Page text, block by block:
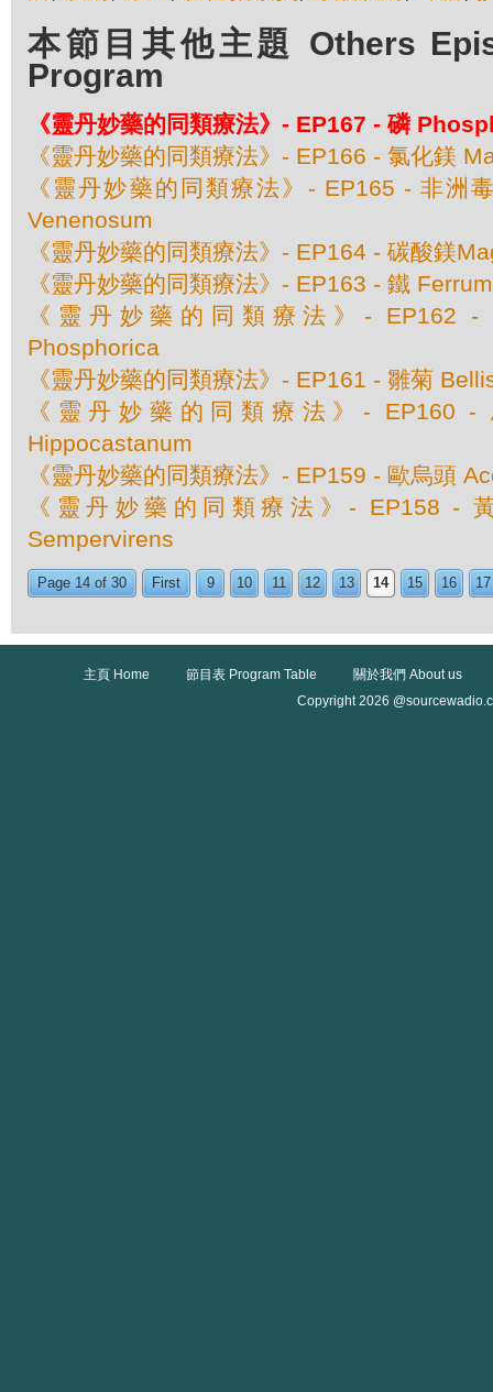
本節目其他主題 Others
Program
《靈丹妙藥的同類療法》- EP167 - 磷
《靈丹妙藥的同類療法》- EP166 - 氯化鎂
《靈丹妙藥的同類療法》- EP165 - 非洲
Venenosum
《靈丹妙藥的同類療法》- EP164 - 碳酸鎂
《靈丹妙藥的同類療法》- EP163 - 鐵
《靈丹妙藥的同類療法》- EP162 -
Phosphorica
《靈丹妙藥的同類療法》- EP161 - 雛菊
《靈丹妙藥的同類療法》- EP160 -
Hippocastanum
《靈丹妙藥的同類療法》- EP159 - 歐烏頭
《靈丹妙藥的同類療法》- EP158 -
Sempervirens
Page 14 of 30 First 9 10 11 12 13 14 15 16 17
主頁 Home 節目表 Program Table
關於我們 About us
Copyright 2026